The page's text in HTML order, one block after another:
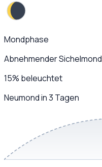
Mondphase
Abnehmender Sichelmond
15% beleuchtet
Neumond in 3 Tagen